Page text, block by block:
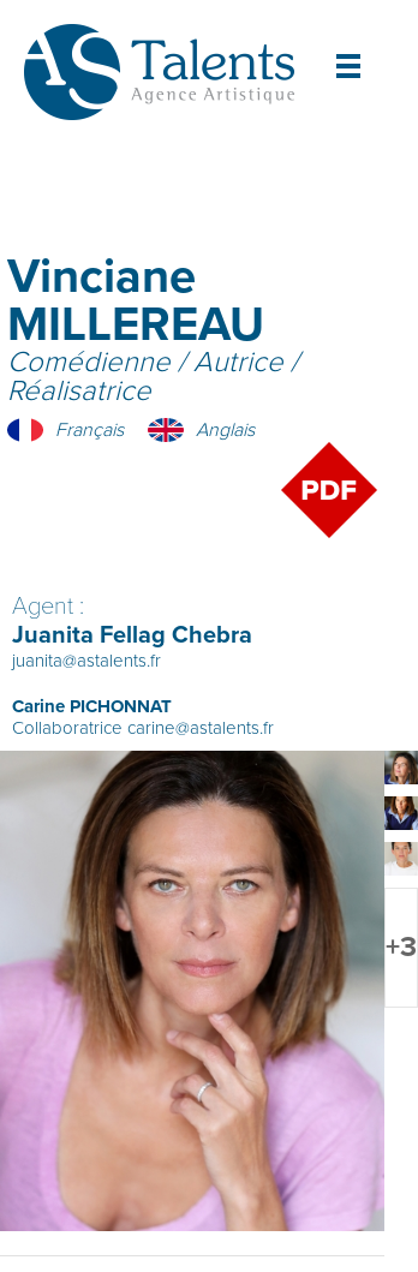
Vinciane
MILLEREAU
Comédienne / Autrice /
Réalisatrice
Français Anglais
Agent :
Juanita Fellag Chebra
juanita@astalents.fr
Carine PICHONNAT
Collaboratrice carine@astalents.fr
+3